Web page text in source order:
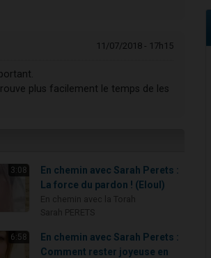
11/07/2018 - 17h15
plus facilement le temps de les
3:08
En chemin avec Sarah Perets :
La force du pardon ! (Eloul)
6:58
En chemin avec Sarah Perets :
Comment rester joyeuse en